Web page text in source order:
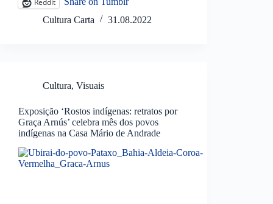
Reddit
Cultura Carta
31.08.2022
Cultura, Visuais
Exposição ‘Rostos indígenas: retratos por
Graça Arnús’ celebra mês dos povos
indígenas na Casa Mário de Andrade